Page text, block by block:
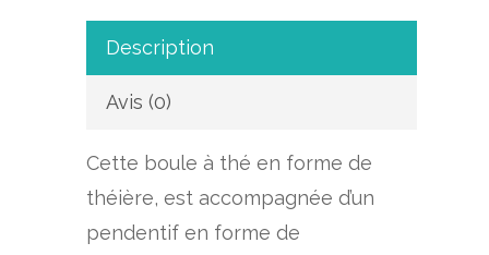
Description
Avis (0)
Cette boule à thé en forme de
théière, est accompagnée d’un
pendentif en forme de